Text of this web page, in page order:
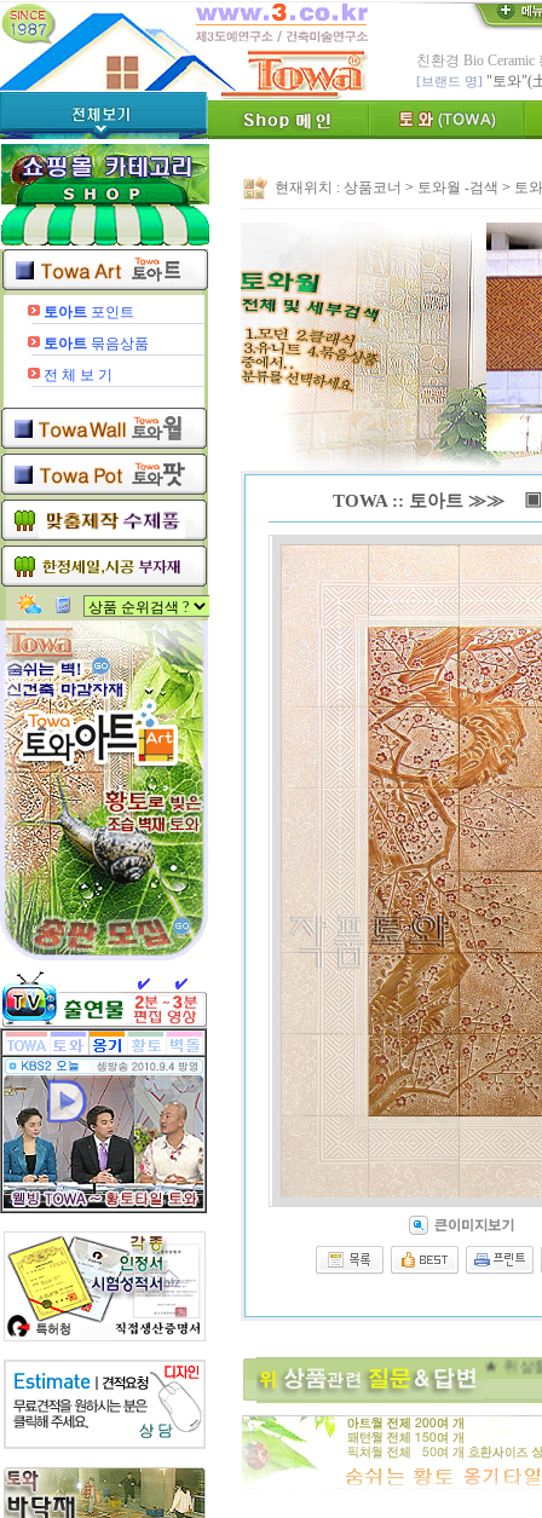
친환경 Bio
[브랜드 명] "토와"(
* 그림타일 벽화타
[공지]카탈로그,토
* TOWA 가상시공
- 토와 배치 디자
* TOWA 회원가입
-토와, 첫구매시 배
수수료 전액면제 (
[안내]신용카드 결
* Since : 1987 ~ 신
- 특허,의장,상표권
토아트 포인트
토아트 묶음상품
전 체 보 기
현재위치 : 상품코너 > 토와월 -검색 > 토
TOWA :: 토아트 ≫≫ ▣[